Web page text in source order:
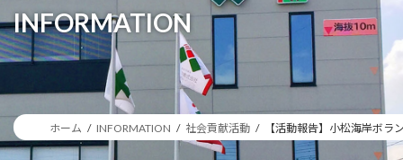
INFORMATION
ホーム INFORMATION 社会貢献活動 【活動報告】小松海岸ボラ